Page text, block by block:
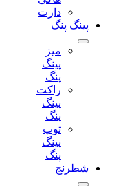
دارت
پینگ پنگ
میز
راکت
توپ
شطرنج